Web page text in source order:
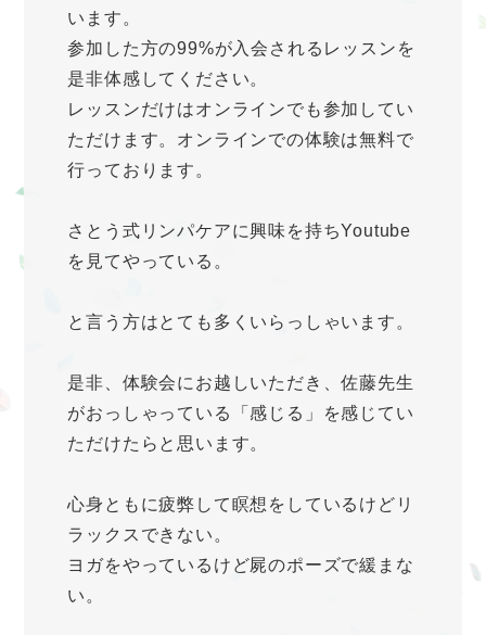
います。
参加した方の99%が入会されるレッスンを
是非体感してください。
レッスンだけはオンラインでも参加してい
ただけます。オンラインでの体験は無料で
行っております。
さとう式リンパケアに興味を持ちYoutube
を見てやっている。
と言う方はとても多くいらっしゃいます。
是非、体験会にお越しいただき、佐藤先生
がおっしゃっている「感じる」を感じてい
ただけたらと思います。
心身ともに疲弊して瞑想をしているけどリ
ラックスできない。
ヨガをやっているけど屍のポーズで緩まな
い。